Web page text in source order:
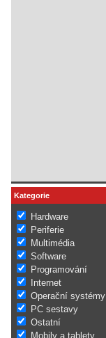
Kategorie
Hardware
Periferie
Multimédia
Software
Programování
Internet
Operační systémy
PC sestavy
Ostatní
Mobily a tablety